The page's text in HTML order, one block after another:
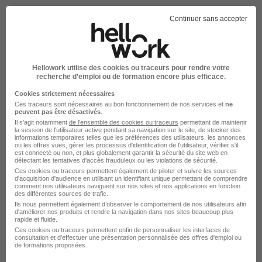
Élargissez votre recherche
Intérim Ouvrier des espaces verts Dol-de-
Bretagne
Emploi Ouvrier des espaces verts
Emploi à Dol-de-Bretagne
Mission d'intérim Ouvrier des espaces verts
Emplois & formations
Intérim Ouvrier des espaces verts
Intérim Environnement
Continuer sans accepter
Hellowork utilise des cookies ou traceurs pour rendre votre
recherche d’emploi ou de formation encore plus efficace.
Cookies strictement nécessaires
Ces traceurs sont nécessaires au bon fonctionnement de nos services et ne
peuvent pas être désactivés
Il s'agit notamment de l'ensemble des cookies ou traceurs permettant de maintenir
la session de l'utilisateur active pendant sa navigation sur le site, de stocker des
informations temporaires telles que les préférences des utilisateurs, les annonces
ou les offres vues, gérer les processus d'identification de l'utilisateur, vérifier s'il
est connecté ou non, et plus globalement garantir la sécurité du site web en
détectant les tentatives d'accès frauduleux ou les violations de sécurité.
Ces cookies ou traceurs permettent également de piloter et suivre les sources
d'acquisition d'audience en utilisant un identifiant unique permettant de comprendre
comment nos utilisateurs naviguent sur nos sites et nos applications en fonction
des différentes sources de trafic.
Ils nous permettent également d’observer le comportement de nos utilisateurs afin
d'améliorer nos produits et rendre la navigation dans nos sites beaucoup plus
rapide et fluide.
Ces cookies ou traceurs permettent enfin de personnaliser les interfaces de
consultation et d'effectuer une présentation personnalisée des offres d'emploi ou
de formations proposées.